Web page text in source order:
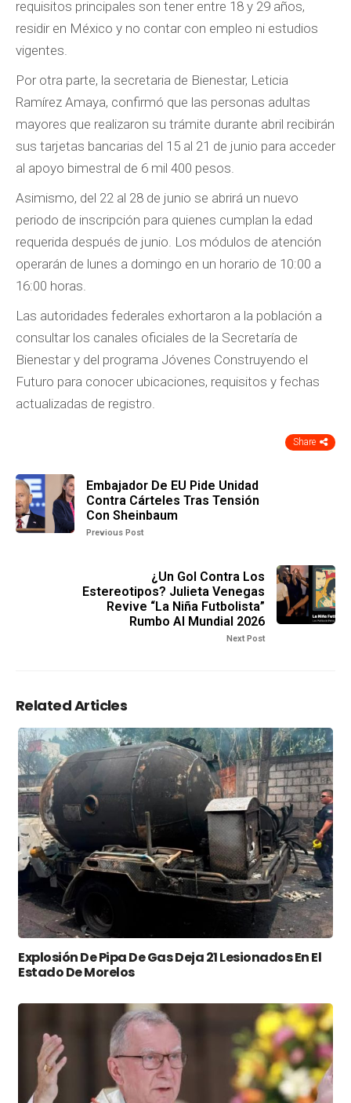
requisitos principales son tener entre 18 y 29 años,
residir en México y no contar con empleo ni estudios
vigentes.
Por otra parte, la secretaria de Bienestar, Leticia
Ramírez Amaya, confirmó que las personas adultas
mayores que realizaron su trámite durante abril recibirán
sus tarjetas bancarias del 15 al 21 de junio para acceder
al apoyo bimestral de 6 mil 400 pesos.
Asimismo, del 22 al 28 de junio se abrirá un nuevo
periodo de inscripción para quienes cumplan la edad
requerida después de junio. Los módulos de atención
operarán de lunes a domingo en un horario de 10:00 a
16:00 horas.
Las autoridades federales exhortaron a la población a
consultar los canales oficiales de la Secretaría de
Bienestar y del programa Jóvenes Construyendo el
Futuro para conocer ubicaciones, requisitos y fechas
actualizadas de registro.
Share
Embajador De EU Pide Unidad
Contra Cárteles Tras Tensión
Con Sheinbaum
Previous Post
¿Un Gol Contra Los
Estereotipos? Julieta Venegas
Revive “La Niña Futbolista”
Rumbo Al Mundial 2026
Next Post
Related Articles
Explosión De Pipa De Gas Deja 21 Lesionados En El
Estado De Morelos